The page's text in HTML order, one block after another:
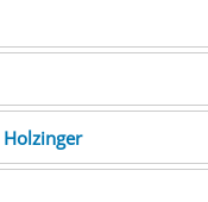
Holzinger